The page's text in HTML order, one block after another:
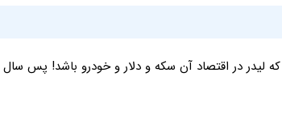
لیدر در اقتصاد آن سکه و دلار و خودرو باشد! پس سال